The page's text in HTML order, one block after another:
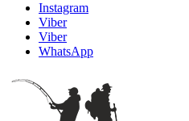
Instagram
Viber
Viber
WhatsApp